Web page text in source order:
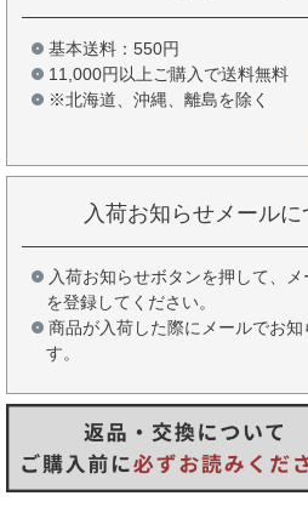
基本送料：550円
11,000円以上ご購入で送料無料
※北海道、沖縄、離島を除く
入荷お知らせメールに
入荷お知らせボタンを押して、メ
を登録してください。
商品が入荷した際にメールでお知
す。